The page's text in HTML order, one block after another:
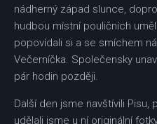
nádherný západ slunce,
hudbou místní pouličních
popovídali si a se smíchem
Večerníčka. Společensky
pár hodin později.
Další den jsme navštívili Pisu,
udělali jsme u ní originální